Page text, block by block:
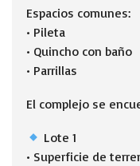
Espacios comunes:
• Pileta
• Quincho con baño
• Parrillas
El complejo se
Lote 1
• Superficie de